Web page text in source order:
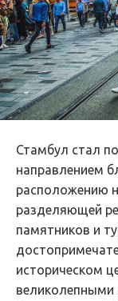
Стамбул стал
направлением
расположению
разделяющей
памятников и
историческом